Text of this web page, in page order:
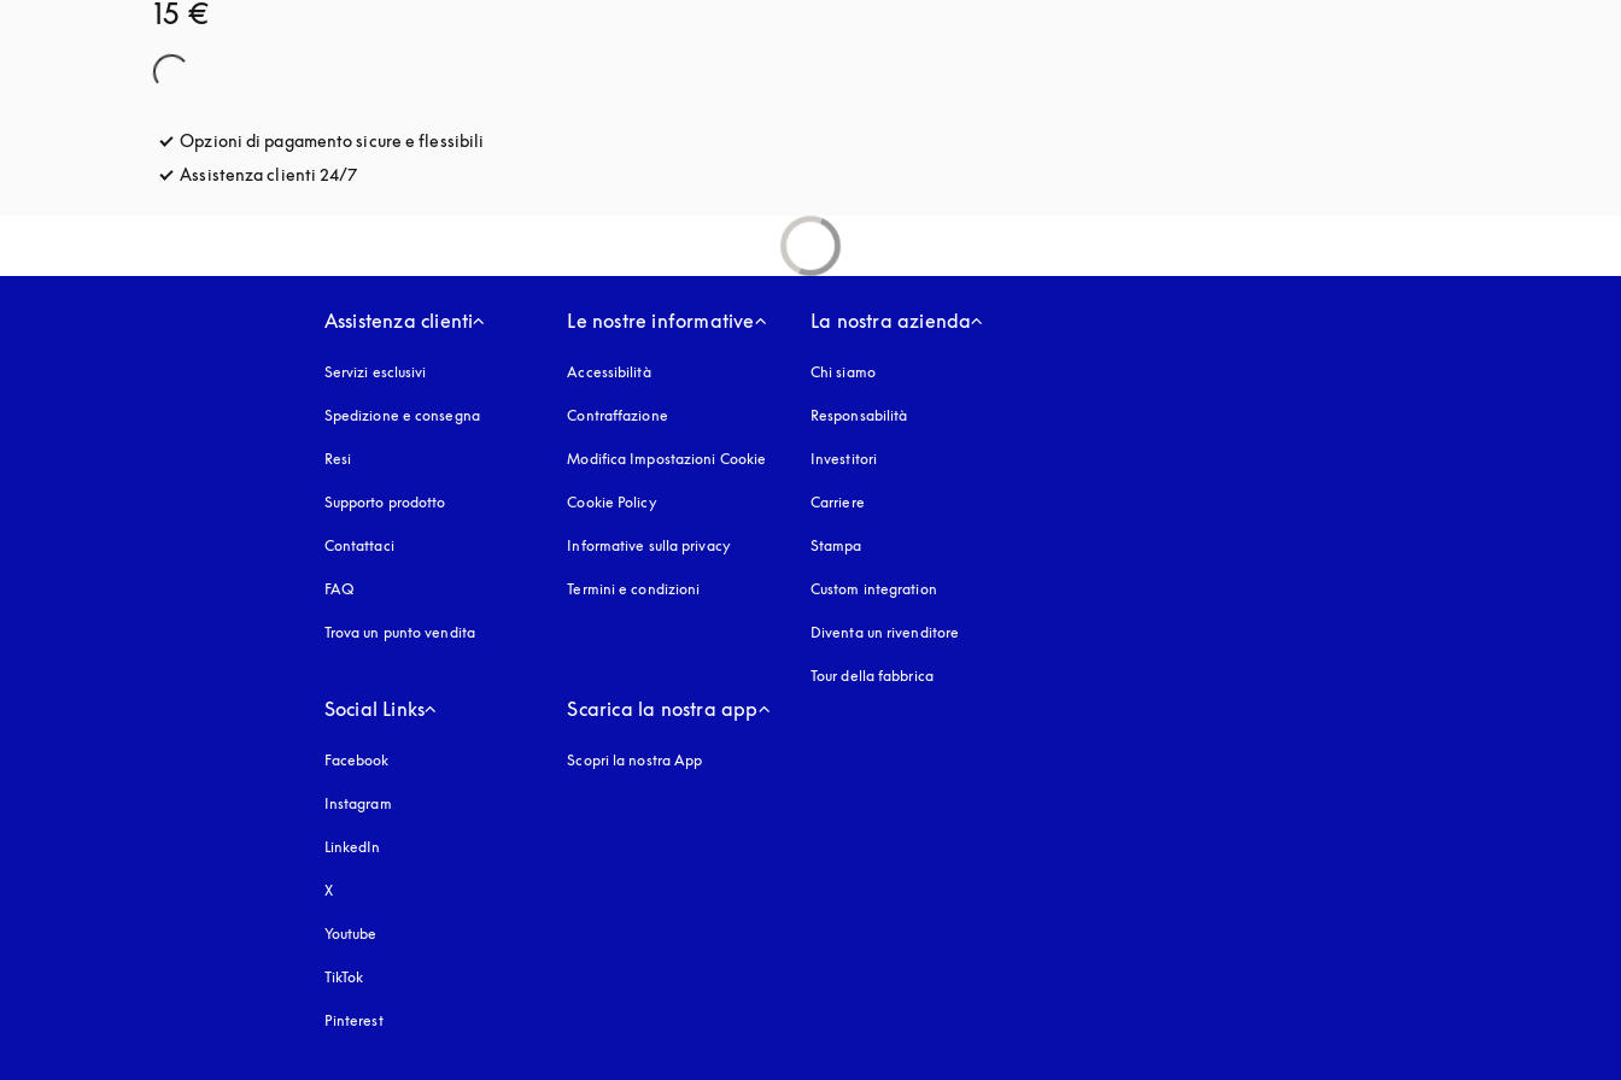
15 €
Opzioni di pagamento sicure e flessibili
Assistenza clienti 24/7
Assistenza clienti
Servizi esclusivi
Spedizione e consegna
Resi
Supporto prodotto
Contattaci
FAQ
Trova un punto vendita
Le nostre informative
Accessibilitàsi apre in una nuova finestra
Contraffazione si apre in una nuova finestra
Modifica Impostazioni Cookie
Cookie Policysi apre in una nuova finestra
Informative sulla privacysi apre in una nuova finestra
Termini e condizioni
La nostra azienda
Chi siamo
Responsabilità
Investitori
Carriere
Stampa
Custom integration
Diventa un rivenditore
Tour della fabbrica
Social Links
Facebook
Instagram
LinkedIn
X
Youtube
TikTok
Pinterest
Scarica la nostra app
Scopri la nostra App